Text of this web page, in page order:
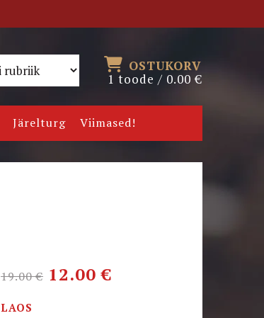
OSTUKORV
1 toode / 0.00€
Järelturg Viimased!
19.00€ 12.00€
LAOS